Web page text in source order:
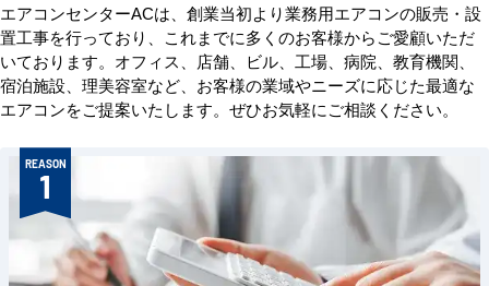
エアコンセンターACは、創業当初より業務用エアコンの販売・設
置工事を行っており、これまでに多くのお客様からご愛顧いただ
いております。オフィス、店舗、ビル、工場、病院、教育機関、
宿泊施設、理美容室など、お客様の業域やニーズに応じた最適な
エアコンをご提案いたします。ぜひお気軽にご相談ください。
REASON
1